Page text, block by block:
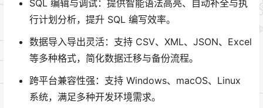
SQL 编辑与调试：提供智能语法高亮、自动补全与执
行计划分析，提升 SQL 编写效率。
数据导入导出灵活：支持 CSV、XML、JSON、Excel
等多种格式，简化数据迁移与备份流程。
跨平台兼容性强：支持 Windows、macOS、Linux
系统，满足多种开发环境需求。